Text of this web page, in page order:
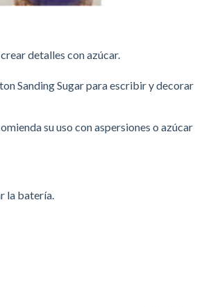
detalles con azúcar.
Sanding Sugar para escribir y decorar
su uso con aspersiones o azúcar
la batería.